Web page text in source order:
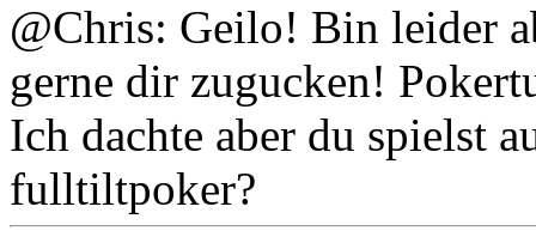
@Chris: Geilo! Bin leider
gerne dir zugucken!
Ich dachte aber du spielst
fulltiltpoker?